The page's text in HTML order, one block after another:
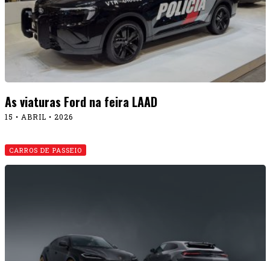
As viaturas Ford na feira LAAD
15 • ABRIL • 2026
CARROS DE PASSEIO